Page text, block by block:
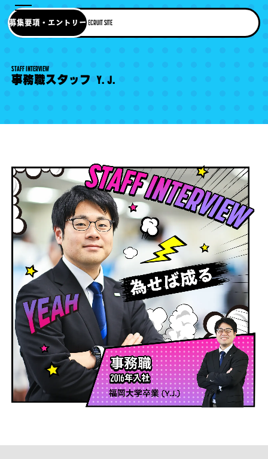
RECRUIT SITE
募集要項・エントリー
STAFF INTERVIEW
事務職スタッフ Y.J.